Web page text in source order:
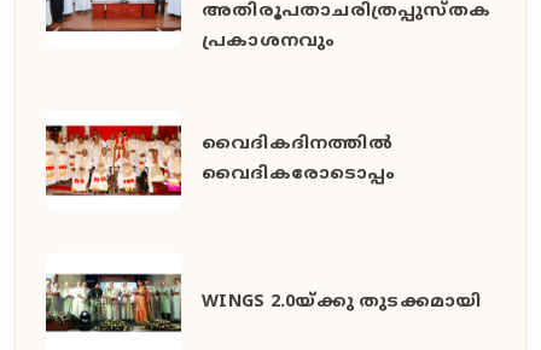
അതിരൂപതാചരിത്രപ്പുസ്തക
പ്രകാശനവും
വൈദികദിനത്തിൽ
വൈദികരോടൊപ്പം
WINGS 2.0യ്ക്കു തുടക്കമായി